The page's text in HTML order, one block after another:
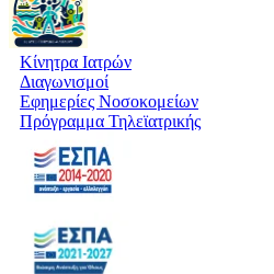
Κίνητρα Ιατρών
Διαγωνισμοί
Εφημερίες Νοσοκομείων
Πρόγραμμα Τηλεϊατρικής